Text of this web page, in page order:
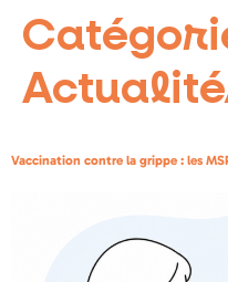
Vaccination contre la grippe : les